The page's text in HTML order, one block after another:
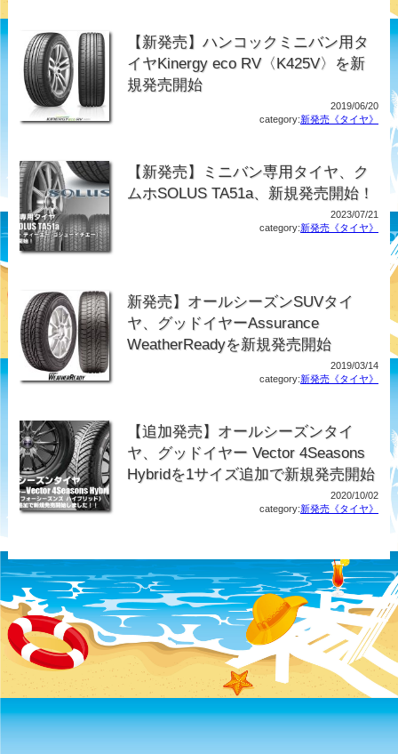
【新発売】ハンコックミニバン用タ
イヤKinergy eco RV〈K425V〉を新
規発売開始
2019/06/20
category:新発売《タイヤ》
【新発売】ミニバン専用タイヤ、ク
ムホSOLUS TA51a、新規発売開始！
2023/07/21
category:新発売《タイヤ》
新発売】オールシーズンSUVタイ
ヤ、グッドイヤーAssurance
WeatherReadyを新規発売開始
2019/03/14
category:新発売《タイヤ》
【追加発売】オールシーズンタイ
ヤ、グッドイヤー Vector 4Seasons
Hybridを1サイズ追加で新規発売開始
2020/10/02
category:新発売《タイヤ》